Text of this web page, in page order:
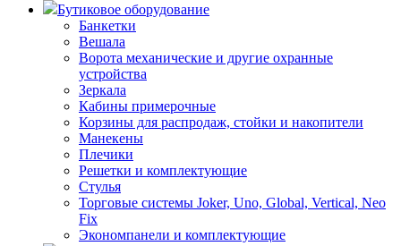
Бутиковое оборудование
Банкетки
Вешала
Ворота механические и другие охранные
устройства
Зеркала
Кабины примерочные
Корзины для распродаж, стойки и накопители
Манекены
Плечики
Решетки и комплектующие
Стулья
Торговые системы Joker, Uno, Global, Vertical, Neo
Fix
Экономпанели и комплектующие